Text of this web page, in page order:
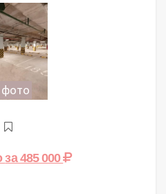
фото
за 485 000